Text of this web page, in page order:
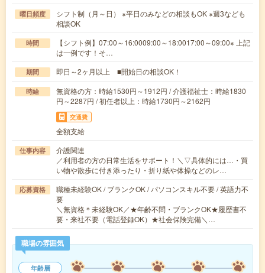
曜日頻度
シフト制（月～日） ※平日のみなどの相談もOK ※週3なども
相談OK
時間
【シフト例】07:00～16:0009:00～18:0017:00～09:00※ 上記
は一例です！そ…
期間 即日～2ヶ月以上 ■開始日の相談OK！
時給
無資格の方：時給1530円～1912円 / 介護福祉士：時給1830
円～2287円 / 初任者以上：時給1730円～2162円
交通費
全額支給
仕事内容
介護関連
／利用者の方の日常生活をサポート！＼▽具体的には…・買
い物や散歩に付き添ったり・折り紙や体操などのレ…
応募資格
職種未経験OK / ブランクOK / パソコンスキル不要 / 英語力不
要
＼無資格＊未経験OK／★年齢不問・ブランクOK★履歴書不
要・来社不要（電話登録OK）★社会保険完備＼…
職場の雰囲気
年齢層